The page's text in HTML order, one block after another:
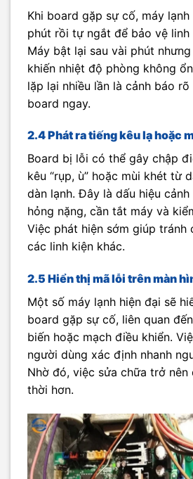
Khi board gặp sự cố, máy
phút rồi tự ngắt để bảo vệ linh
Máy bật lại sau vài phút
khiến nhiệt độ phòng không
lặp lại nhiều lần là cảnh báo
board ngay.
2.4 Phát ra tiếng kêu lạ hoặc
Board bị lỗi có thể gây chập
kêu “rụp, ù” hoặc mùi khét từ
dàn lạnh. Đây là dấu hiệu
hỏng nặng, cần tắt máy và
Việc phát hiện sớm giúp tránh
các linh kiện khác.
2.5 Hiển thị mã lỗi trên màn
Một số máy lạnh hiện đại sẽ
board gặp sự cố, liên quan
biến hoặc mạch điều khiển.
người dùng xác định nhanh
Nhờ đó, việc sửa chữa trở nên
thời hơn.